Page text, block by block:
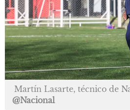
Martín Lasarte, técnico de
@Nacional